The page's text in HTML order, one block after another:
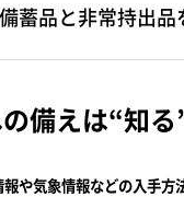
蓄品と非常持出品
備えは“知
報や気象情報などの入手方